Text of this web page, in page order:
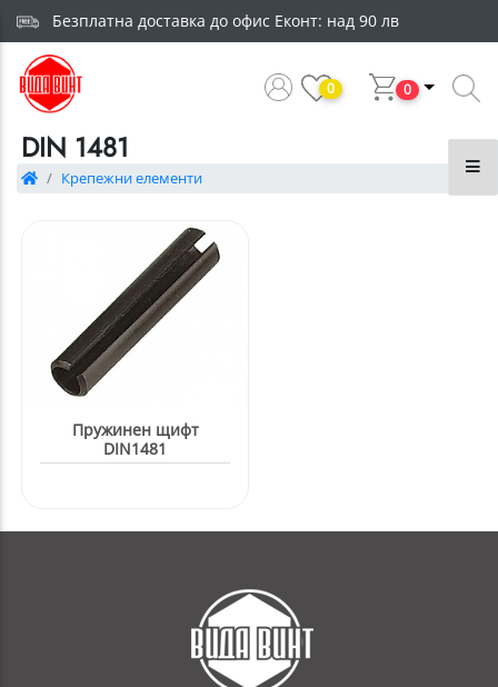
Безплатна доставка до офис Еконт: над 90 лв
0 0
DIN 1481
Крепежни елементи
Пружинен щифт
DIN1481